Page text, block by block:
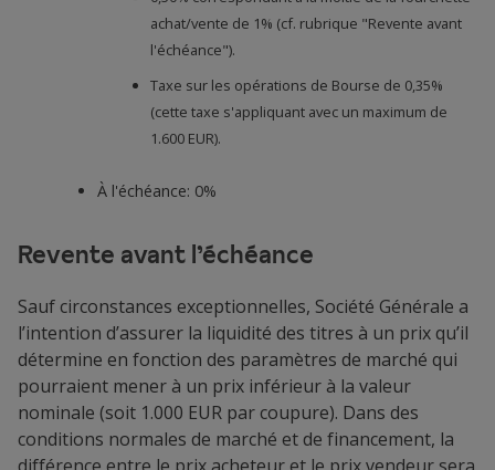
achat/vente de 1% (cf. rubrique "Revente avant
l'échéance").
Taxe sur les opérations de Bourse de 0,35%
(cette taxe s'appliquant avec un maximum de
1.600 EUR).
À l'échéance: 0%
Revente avant l’échéance
Sauf circonstances exceptionnelles, Société Générale a
l’intention d’assurer la liquidité des titres à un prix qu’il
détermine en fonction des paramètres de marché qui
pourraient mener à un prix inférieur à la valeur
nominale (soit 1.000 EUR par coupure). Dans des
conditions normales de marché et de financement, la
différence entre le prix acheteur et le prix vendeur sera